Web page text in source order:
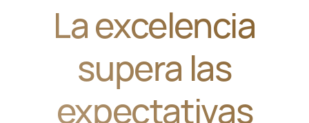
La excelencia
supera las
expectativas